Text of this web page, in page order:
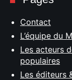
Contact
L’équipe du
Les acteurs
populaires
Les éditeurs